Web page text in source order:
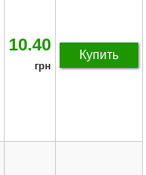
10.40
грн
Купить